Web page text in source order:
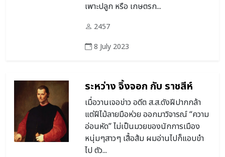
เพาะปลูก หรือ เกษตรก...
2457
8 July 2023
ระหว่าง จิ้งจอก กับ ราชสีห์
เมื่อวานเจอข่าว อดีต ส.ส.ดังฝีปากกล้า
แต่ฝีไม้ลายมือห่วย ออกมาวิจารณ์ “ความ
อ่อนหัด” ไม่เป็นมวยของนักการเมือง
หนุ่มๆสาวๆ เสื้อส้ม ผมอ่านไปก็แอบขำ
ไป ตัว...